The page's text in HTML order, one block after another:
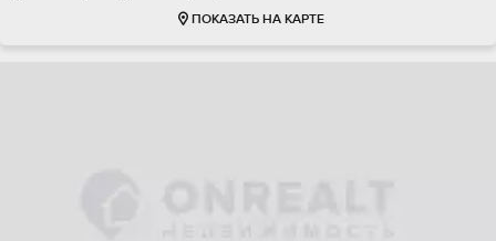
ПОКАЗАТЬ НА КАРТЕ